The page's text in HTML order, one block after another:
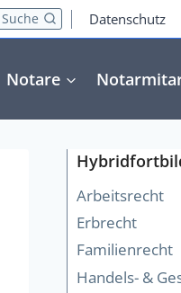
Suche Datenschutz
Notare
Arbeitsrecht
Erbrecht
Familienrecht
Handels- &